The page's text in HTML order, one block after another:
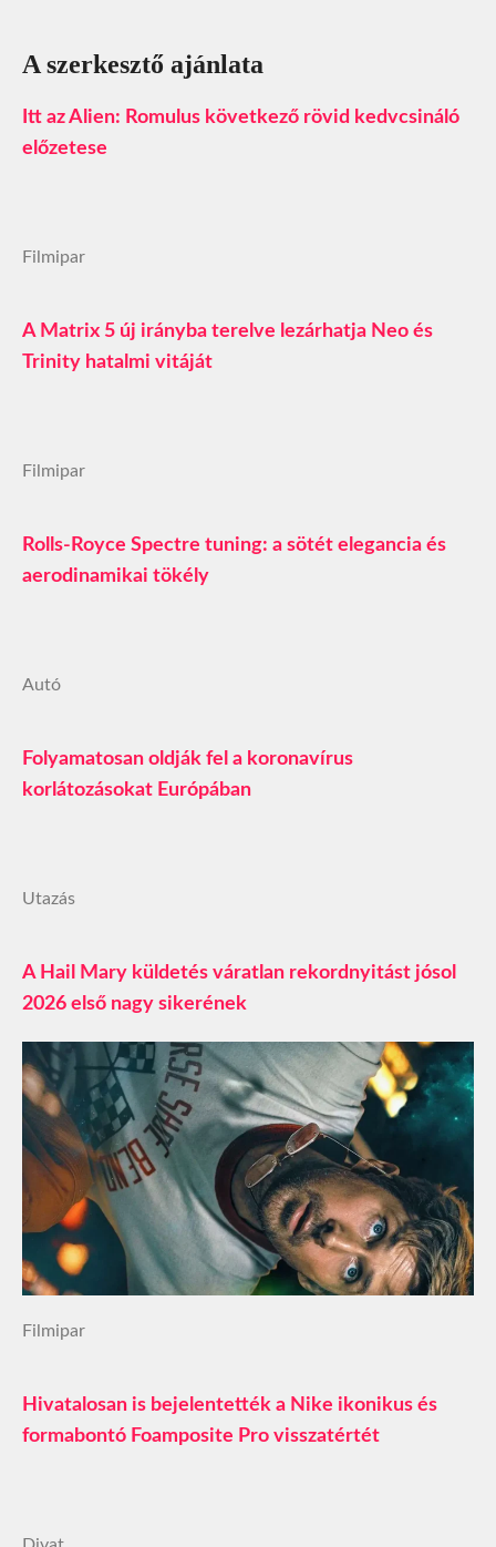
A szerkesztő ajánlata
Itt az Alien: Romulus következő rövid kedvcsináló
előzetese
Filmipar
A Matrix 5 új irányba terelve lezárhatja Neo és
Trinity hatalmi vitáját
Filmipar
Rolls-Royce Spectre tuning: a sötét elegancia és
aerodinamikai tökély
Autó
Folyamatosan oldják fel a koronavírus
korlátozásokat Európában
Utazás
A Hail Mary küldetés váratlan rekordnyitást jósol
2026 első nagy sikerének
Filmipar
Hivatalosan is bejelentették a Nike ikonikus és
formabontó Foamposite Pro visszatértét